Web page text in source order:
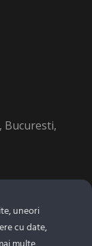
Bucuresti,
uneori
cu date,